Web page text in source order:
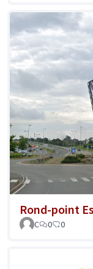
Rond-point
C 0 0